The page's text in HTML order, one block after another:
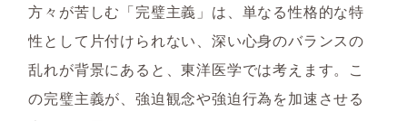
方々が苦しむ「完璧主義」は、単なる性格的な特
性として片付けられない、深い心身のバランスの
乱れが背景にあると、東洋医学では考えます。こ
の完璧主義が、強迫観念や強迫行為を加速させる